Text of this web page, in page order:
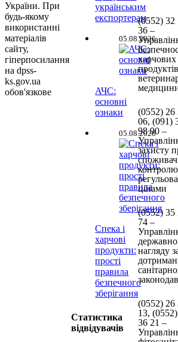
України. При
будь-якому
використанні
матеріалів
сайту,
гіперпосилання
на dpss-
ks.gov.ua
обов'язкове
українським
експортерам
05.08.2026
АЧС:
основні
ознаки
05.08.2026
Спека і
харчові
продукти:
прості
правила
безпечного
зберігання
Статистика
відвідувачів
(0552) 32
36 –
харчових
(0552) 26
06, (091)
98 90 –
захисту
контролю
цінами
(0552) 35
74 –
нагляду
(0552) 26
13,
36 21 –